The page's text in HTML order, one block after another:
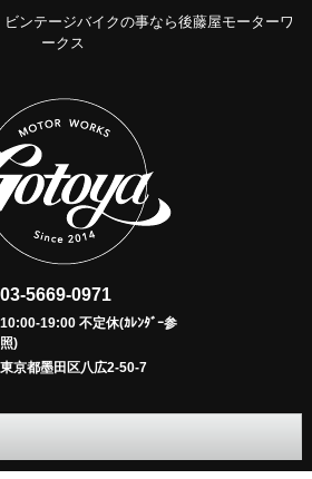
ンテージバイクの事なら後藤屋モーターワ
ークス
03-5669-0971
10:00-19:00 不定休(ｶﾚﾝﾀﾞｰ参
照)
東京都墨田区八広2-50-7